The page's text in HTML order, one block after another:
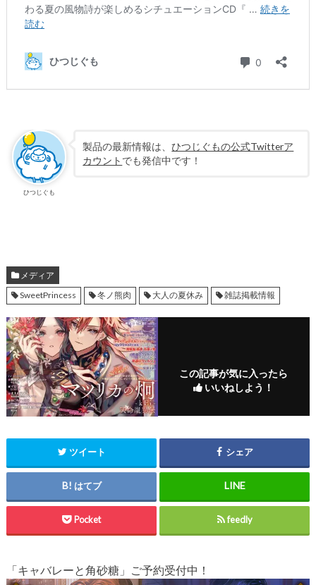
ひつじぐも
製品の最新情報は、ひつじぐもの公式Twitterア
カウント でも発信中です！
メディア
SweetPrincess
冬ノ熊肉 大人の夏休み 雑誌掲載情報
この記事が気に入ったら
いいねしよう！
ツイート シェア
はてブ
Pocket feedly
「キャバレーと角砂糖」ご予約受付中！